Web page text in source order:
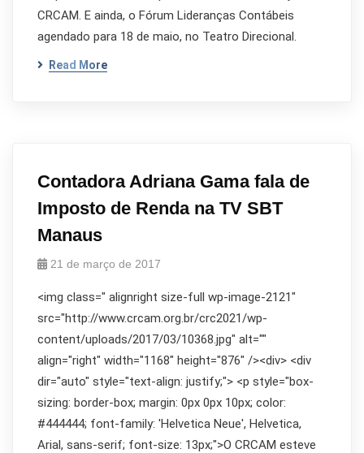
CRCAM. E ainda, o Fórum Lideranças Contábeis
agendado para 18 de maio, no Teatro Direcional.
Read More
Contadora Adriana Gama fala de
Imposto de Renda na TV SBT
Manaus
21 de março de 2017
<img class=" alignright size-full wp-image-2121"
src="http://www.crcam.org.br/crc2021/wp-
content/uploads/2017/03/10368.jpg" alt=""
align="right" width="1168" height="876" /><div> <div
dir="auto" style="text-align: justify;"> <p style="box-
sizing: border-box; margin: 0px 0px 10px; color:
#444444; font-family: 'Helvetica Neue', Helvetica,
Arial, sans-serif; font-size: 13px;">O CRCAM esteve